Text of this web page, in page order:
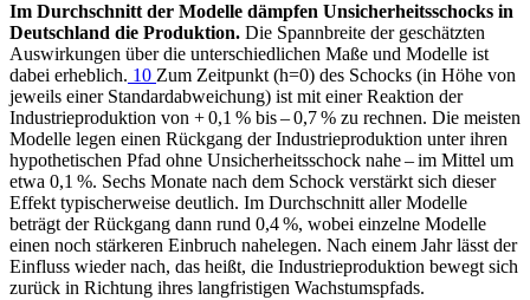
Im Durchschnitt der Modelle dämpfen Unsicherheitsschocks in
Deutschland die Produktion. Die Spannbreite der geschätzten
Auswirkungen über die unterschiedlichen Maße und Modelle ist
dabei erheblich. 10 Zum Zeitpunkt (h=0) des Schocks (in Höhe von
jeweils einer Standardabweichung) ist mit einer Reaktion der
Industrieproduktion von + 0,1 % bis – 0,7 % zu rechnen. Die meisten
Modelle legen einen Rückgang der Industrieproduktion unter ihren
hypothetischen Pfad ohne Unsicherheitsschock nahe – im Mittel um
etwa 0,1 %. Sechs Monate nach dem Schock verstärkt sich dieser
Effekt typischerweise deutlich. Im Durchschnitt aller Modelle
beträgt der Rückgang dann rund 0,4 %, wobei einzelne Modelle
einen noch stärkeren Einbruch nahelegen. Nach einem Jahr lässt der
Einfluss wieder nach, das heißt, die Industrieproduktion bewegt sich
zurück in Richtung ihres langfristigen Wachstumspfads.